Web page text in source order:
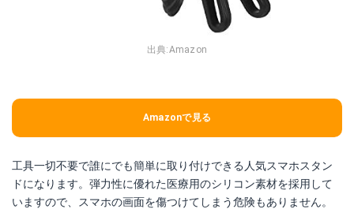
出典:Amazon
Amazonで見る
工具一切不要で誰にでも簡単に取り付けできる人気スマホスタン
ドになります。弾力性に優れた医療用のシリコン素材を採用して
いますので、スマホの画面を傷つけてしまう危険もありません。